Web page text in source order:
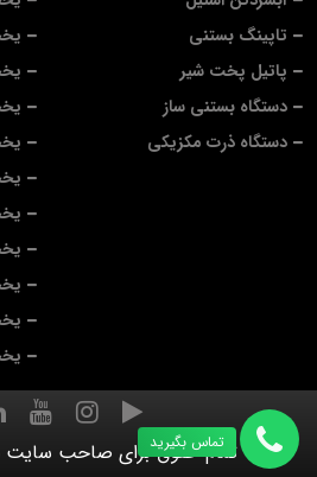
تاپینگ بستنی
پاتیل پخت شیر
دستگاه بستنی ساز
دستگاه ذرت مکزیکی
تمام حقوق برای صاحب
تماس بگیرید